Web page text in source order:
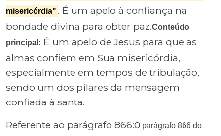
misericórdia" . É um apelo à confiança na
bondade divina para obter paz.Conteúdo
principal: É um apelo de Jesus para que as
almas confiem em Sua misericórdia,
especialmente em tempos de tribulação,
sendo um dos pilares da mensagem
confiada à santa.
Referente ao parágrafo 866:O parágrafo 866 do